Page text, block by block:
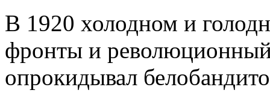
В 1920 холодном и
фронты и
опрокидывал